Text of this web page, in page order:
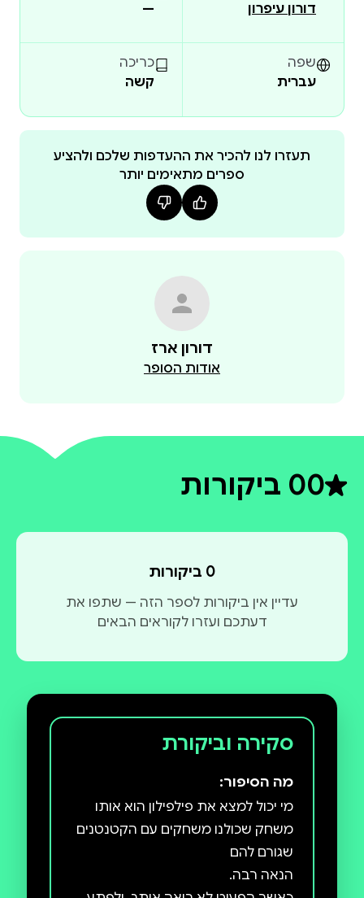
דורון עיפרון
—
שפה
עברית
כריכה
קשה
תעזרו לנו להכיר את ההעדפות שלכם ולהציע
ספרים מתאימים יותר
דורון ארז
אודות הסופר
0דירוג ממוצע 0 מתוך 5
0 ביקורות
0 ביקורות
עדיין אין ביקורות לספר הזה — שתפו את
דעתכם ועזרו לקוראים הבאים
סקירה וביקורת
מה הסיפור:
מי יכול למצא את פילפילון הוא אותו
משחק שכולנו משחקים עם הקטנטנים